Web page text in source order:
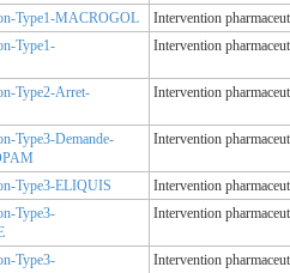
Type1-MACROGOL
Intervention
Type1-
Intervention
Type2-Arret-
Intervention
Type3-Demande-
Intervention
Type3-ELIQUIS
Intervention
Type3-
Intervention
Type3-
Intervention